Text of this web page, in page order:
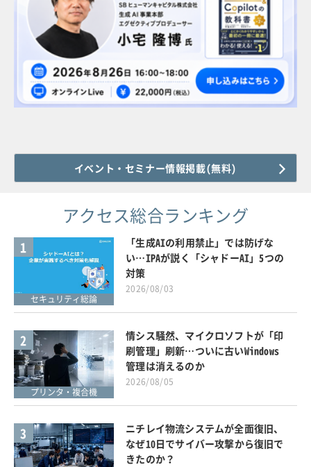
イベント・セミナー情報掲載(無料)
アクセス総合ランキング
1
セキュリティ総論
「生成AIの利用禁止」では防げな
い…IPAが説く「シャドーAI」5つの
対策
2026/08/03
2
プリンタ・複合機
情シス騒然、マイクロソフトが「印
刷管理」刷新…ついに古いWindows
管理は消えるのか
2026/08/05
3
ニチレイ物流システムが全面復旧、
なぜ10日でサイバー攻撃から復旧で
きたのか？